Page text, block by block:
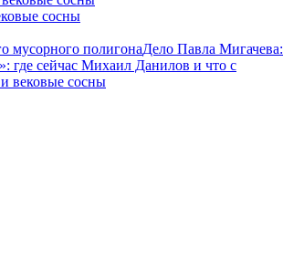
сосны
мусорного полигонаДело Павла Мигачева:
где сейчас Михаил Данилов и что с
вековые сосны